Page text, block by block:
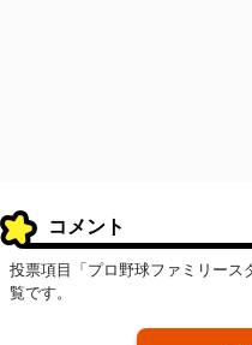
コメント
投票項目「プロ野球ファミリース
覧です。